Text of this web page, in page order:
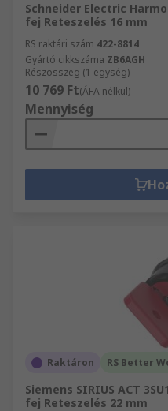
Schneider Electric
fej Reteszelés 16 mm
RS raktári szám 422-8814
Gyártó cikkszáma ZB6AGH
Részösszeg (1 egység)
10 769 Ft(ÁFA nélkül)
Mennyiség
Raktáron RS Better
Siemens SIRIUS ACT
fej Reteszelés 22 mm